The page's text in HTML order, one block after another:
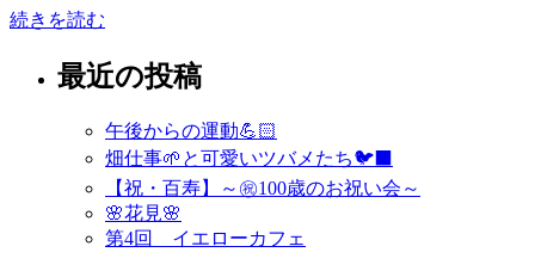
続きを読む
最近の投稿
午後からの運動💪🏻
畑仕事🌱と可愛いツバメたち🐦‍⬛
【祝・百寿】～㊗️100歳のお祝い会～
🌸花見🌸
第4回 イエローカフェ